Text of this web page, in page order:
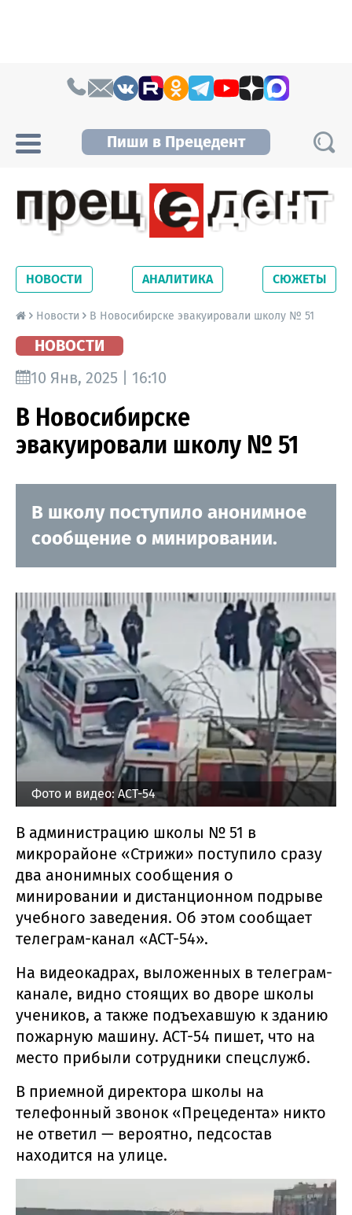
Пиши в Прецедент
Новосибирской области. Читайте свежие
новости на сайте сетевого издания
Precedent.
НОВОСТИ АНАЛИТИКА СЮЖЕТЫ
Новости В Новосибирске эвакуировали школу № 51
НОВОСТИ
10 Янв, 2025 | 16:10
В Новосибирске
эвакуировали школу № 51
В школу поступило анонимное
сообщение о минировании.
Фото и видео: АСТ-54
В администрацию школы № 51 в
микрорайоне «Стрижи» поступило сразу
два анонимных сообщения о
минировании и дистанционном подрыве
учебного заведения. Об этом сообщает
телеграм-канал «АСТ-54».
На видеокадрах, выложенных в телеграм-
канале, видно стоящих во дворе школы
учеников, а также подъехавшую к зданию
пожарную машину. АСТ-54 пишет, что на
место прибыли сотрудники спецслужб.
В приемной директора школы на
телефонный звонок «Прецедента» никто
не ответил — вероятно, педсостав
находится на улице.